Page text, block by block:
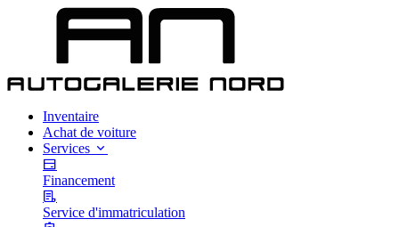
Inventaire
Achat de voiture
Services
Financement
Service d'immatriculation